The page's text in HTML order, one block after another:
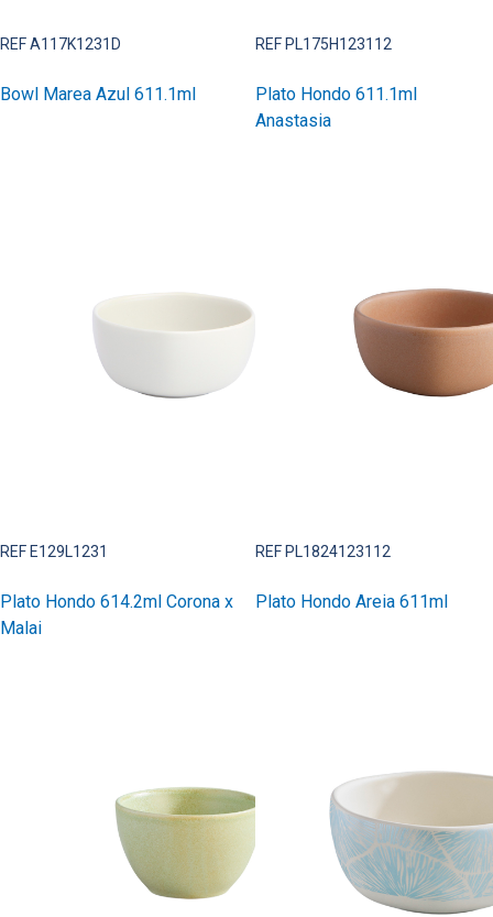
REF A117K1231D
Bowl Marea Azul 611.1ml
REF PL175H123112
Plato Hondo 611.1ml
Anastasia
REF E129L1231
Plato Hondo 614.2ml Corona x
Malai
REF PL1824123112
Plato Hondo Areia 611ml